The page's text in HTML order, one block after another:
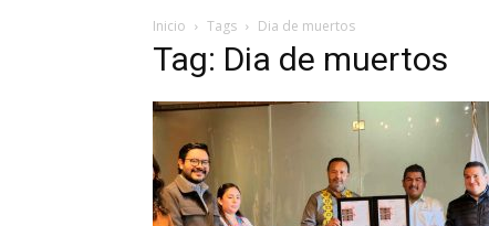
Inicio Tags Dia de muertos
Tag: Dia de muertos